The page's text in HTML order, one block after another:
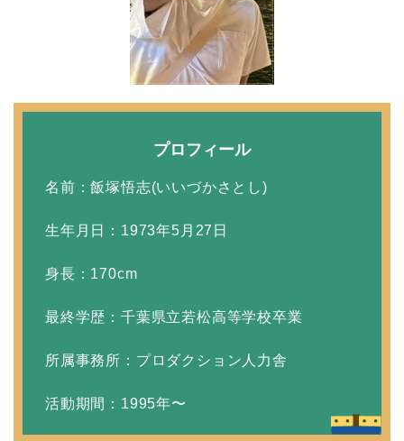
資産家の娘！馴れ初めは
取材！？
すぎる歴代彼氏４人と
急接近！
と離婚したのはいつ？顔
プロフィール
名前：飯塚悟志(いいづかさとし)
生年月日：1973年5月27日
身長：170cm
最終学歴：千葉県立若松高等学校卒業
所属事務所：プロダクション人力舎
活動期間：1995年〜